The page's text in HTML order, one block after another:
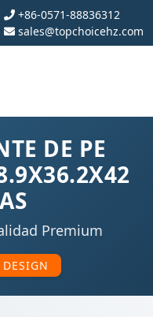
+86-0571-88836312
sales@topchoicehz.com
DE PE
Premium